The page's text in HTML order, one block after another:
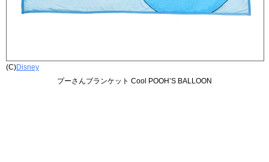
(C)Disney
プーさんブランケット Cool POOH’S BALLOON